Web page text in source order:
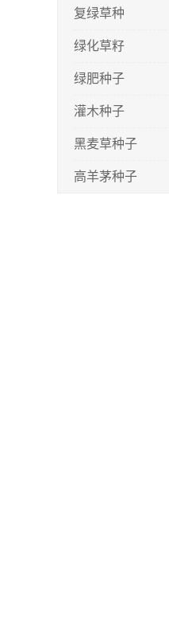
复绿草种
绿化草籽
绿肥种子
灌木种子
黑麦草种子
高羊茅种子